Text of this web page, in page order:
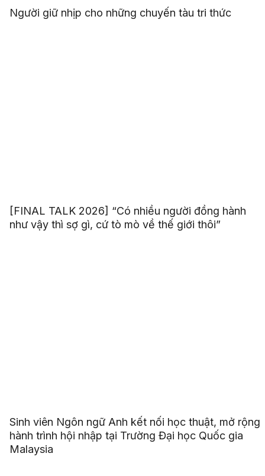
Người giữ nhịp cho những chuyến tàu tri thức
[FINAL TALK 2026] “Có nhiều người đồng hành
như vậy thì sợ gì, cứ tò mò về thế giới thôi”
Sinh viên Ngôn ngữ Anh kết nối học thuật, mở rộng
hành trình hội nhập tại Trường Đại học Quốc gia
Malaysia